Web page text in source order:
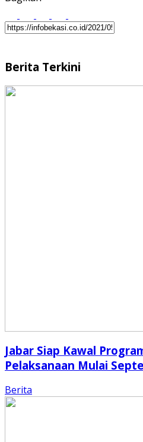
Berita Terkini
Jabar Siap Kawal
Pelaksanaan Mulai
Berita